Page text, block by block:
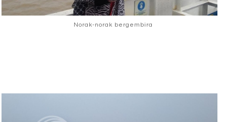
Norak-norak bergembira